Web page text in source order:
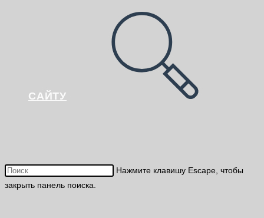
САЙТУ
Нажмите клавишу Escape, чтобы
закрыть панель поиска.